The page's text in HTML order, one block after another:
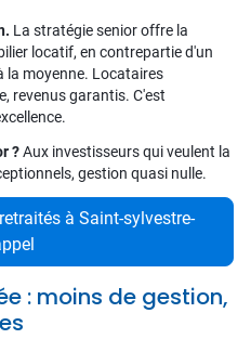
La stratégie senior offre la
locatif, en contrepartie d'un
la moyenne. Locataires
revenus garantis. C'est
?Aux investisseurs qui veulent la
gestion quasi nulle.
à Saint-sylvestre-
: moins de gestion,